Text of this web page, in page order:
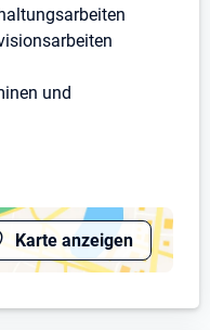
und
Betrieb
diverser
Betriebsmitteln
Karte anzeigen